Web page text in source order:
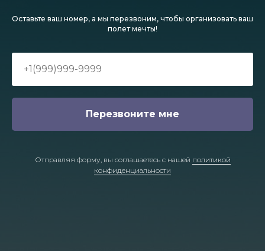
Оставьте ваш номер, а мы перезвоним, чтобы организовать ваш
полет мечты!
Перезвоните мне
Отправляя форму, вы соглашаетесь с нашей политикой
конфиденциальности